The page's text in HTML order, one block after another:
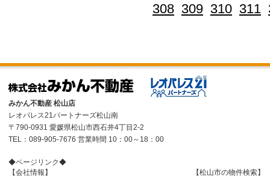
308 309 310 311
みかん不動産 松山店
レオパレス21パートナーズ松山南
〒790-0931 愛媛県松山市西石井4丁目2-2
TEL：089-905-7676 営業時間 10：00～18：00
◆ページリンク◆
【会社情報】
【松山市の物件検索】